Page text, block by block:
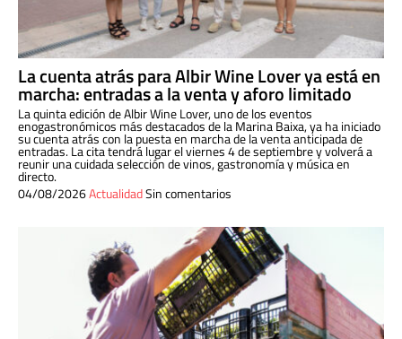
La cuenta atrás para Albir Wine Lover ya está en
marcha: entradas a la venta y aforo limitado
La quinta edición de Albir Wine Lover, uno de los eventos
enogastronómicos más destacados de la Marina Baixa, ya ha iniciado
su cuenta atrás con la puesta en marcha de la venta anticipada de
entradas. La cita tendrá lugar el viernes 4 de septiembre y volverá a
reunir una cuidada selección de vinos, gastronomía y música en
directo.
04/08/2026ActualidadSin comentarios